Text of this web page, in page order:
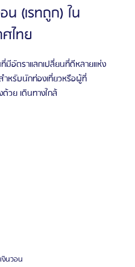
น (เรทถูก) ใน
ไทย
มีอัตราแลกเปลี่ยนที่ดีหลายแห่ง
สำหรับนักท่องเที่ยวหรือผู้ที่
ด้วย เดินทางใกล้
งินวอน